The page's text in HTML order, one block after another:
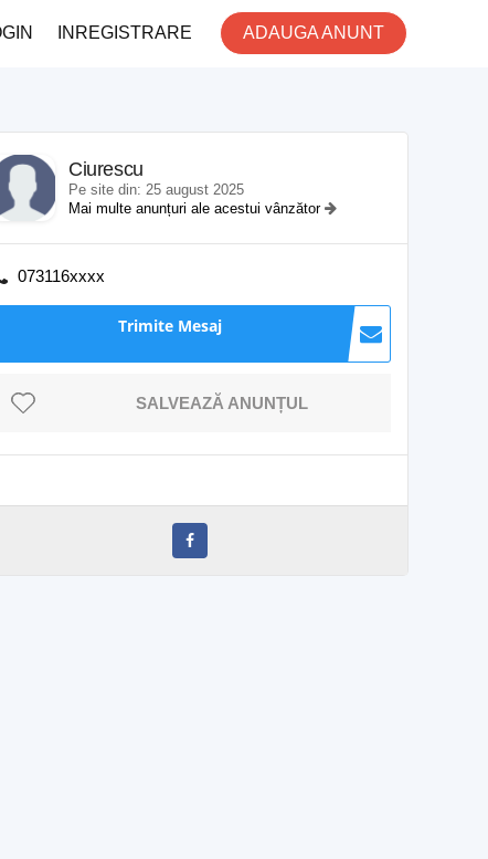
ADAUGA ANUNT
INREGISTRARE
Ciurescu
Pe site din: 25 august 2025
Mai multe anunțuri ale acestui vânzător
073116xxxx
Trimite Mesaj
SALVEAZĂ ANUNȚUL